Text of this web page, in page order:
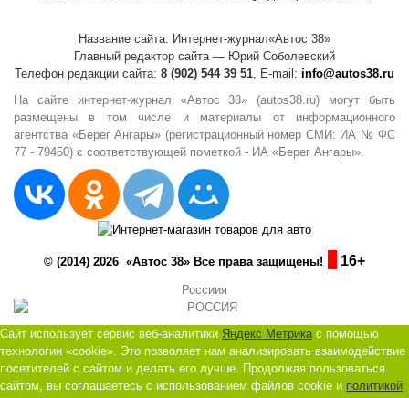
Название сайта: Интернет-журнал«Автос 38»
Главный редактор сайта — Юрий Соболевский
Телефон редакции сайта: 8 (902) 544 39 51, E-mail: info@autos38.ru
На сайте интернет-журнал «Автос 38» (autos38.ru) могут быть
размещены в том числе и материалы от информационного
агентства «Берег Ангары» (регистрационный номер СМИ: ИА № ФС
77 - 79450) с соответствующей пометкой - ИА «Берег Ангары».
© (2014) 2026 «Автос 38» Все права защищены! 16+
Россиия
Сайт использует сервис веб-аналитики Яндекс Метрика с помощью
технологии «cookie». Это позволяет нам анализировать взаимодействие
посетителей с сайтом и делать его лучше. Продолжая пользоваться
сайтом, вы соглашаетесь с использованием файлов cookie и политикой